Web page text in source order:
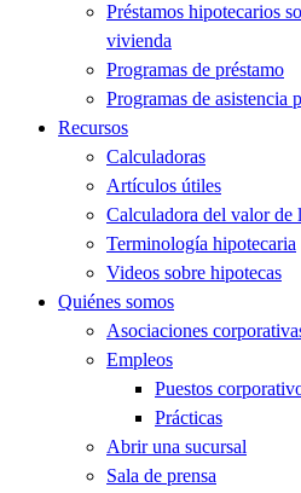
Préstamos hipotecarios
vivienda
Programas de préstamo
Programas de asistencia
Recursos
Calculadoras
Artículos útiles
Calculadora del valor de
Terminología hipotecaria
Videos sobre hipotecas
Quiénes somos
Asociaciones
Empleos
Puestos
Prácticas
Abrir una sucursal
Sala de prensa